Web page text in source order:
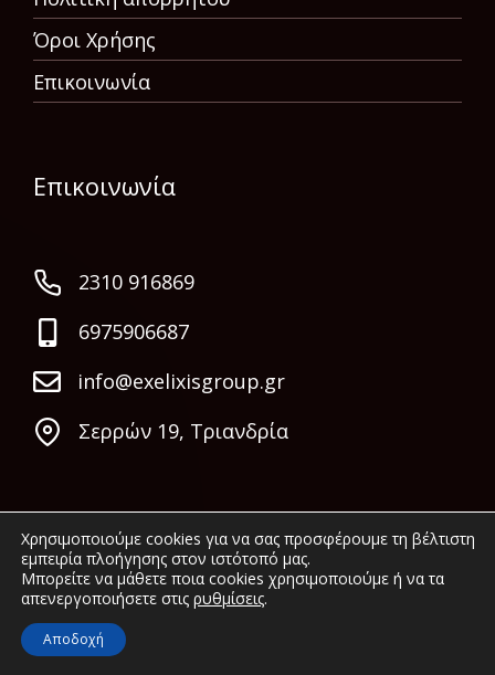
Όροι Χρήσης
Επικοινωνία
Επικοινωνία
2310 916869
6975906687
info@exelixisgroup.gr
Σερρών 19, Τριανδρία
© 2022 Exelixis Group. All rights reserved.
Χρησιμοποιούμε cookies για να σας προσφέρουμε τη βέλτιστη
εμπειρία πλοήγησης στον ιστότοπό μας.
Μπορείτε να μάθετε ποια cookies χρησιμοποιούμε ή να τα
απενεργοποιήσετε στις ρυθμίσεις.
Αποδοχή